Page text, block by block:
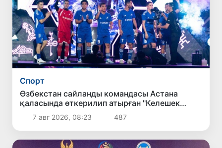
Спорт
Өзбекстан сайланды командасы Астана
қаласында өткерилип атырған "Келешек
ойынлары - 2026" спорт жарысларының
шерек финалына шықты
7 авг 2026, 08:23 487